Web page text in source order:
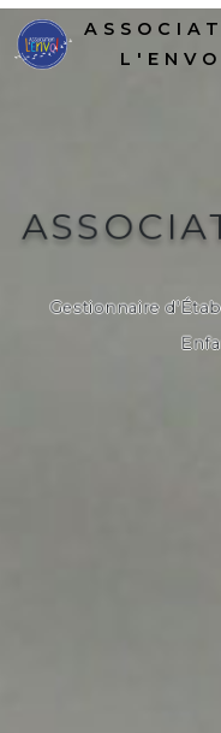
Gestionnaire